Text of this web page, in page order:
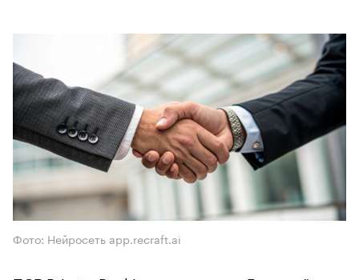
Фото: Нейросеть app.recraft.ai